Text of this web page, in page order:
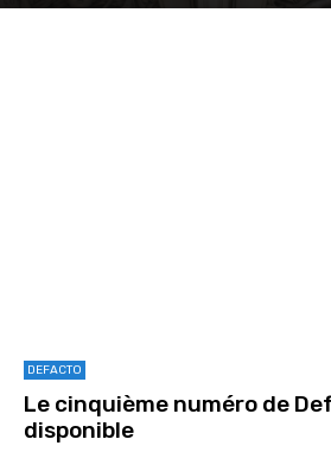
DEFACTO
Le cinquième numéro de
disponible